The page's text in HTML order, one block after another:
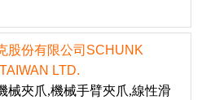
股份有限公司SCHUNK
LTD.
械夾爪,機械手臂夾爪,線性滑